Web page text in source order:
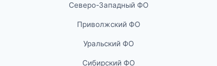
Северо-Западный ФО
Приволжский ФО
Уральский ФО
Сибирский ФО